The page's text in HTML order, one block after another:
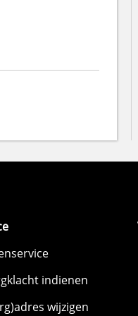
indienen
wijzigen